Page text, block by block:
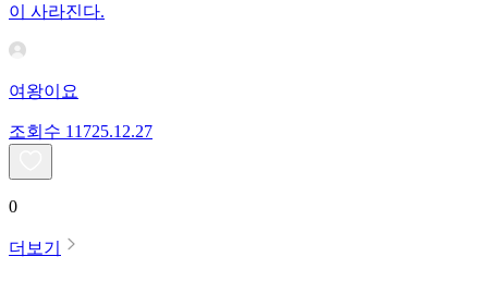
이 사라진다.
여왕이요
조회수 11725.12.27
0
더보기